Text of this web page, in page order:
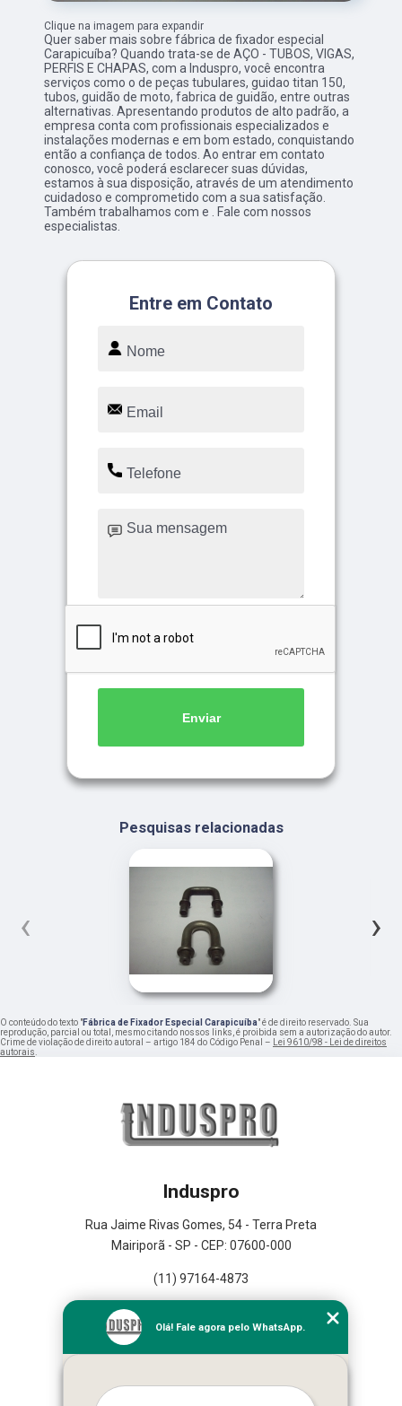
Clique na imagem para expandir
Quer saber mais sobre fábrica de fixador especial
Carapicuíba? Quando trata-se de AÇO - TUBOS, VIGAS,
PERFIS E CHAPAS, com a Induspro, você encontra
serviços como o de peças tubulares, guidao titan 150,
tubos, guidão de moto, fabrica de guidão, entre outras
alternativas. Apresentando produtos de alto padrão, a
empresa conta com profissionais especializados e
instalações modernas e em bom estado, conquistando
então a confiança de todos. Ao entrar em contato
conosco, você poderá esclarecer suas dúvidas,
estamos à sua disposição, através de um atendimento
cuidadoso e comprometido com a sua satisfação.
Também trabalhamos com e . Fale com nossos
especialistas.
Entre em Contato
Enviar
Pesquisas relacionadas
‹ ›
O conteúdo do texto "Fábrica de Fixador Especial Carapicuíba" é de direito reservado. Sua
reprodução, parcial ou total, mesmo citando nossos links, é proibida sem a autorização do autor.
Crime de violação de direito autoral – artigo 184 do Código Penal – Lei 9610/98 - Lei de direitos
autorais.
Induspro
Rua Jaime Rivas Gomes, 54 - Terra Preta
Mairiporã - SP - CEP: 07600-000
(11) 97164-4873
Empresa
Missão
Olá! Fale agora pelo WhatsApp.